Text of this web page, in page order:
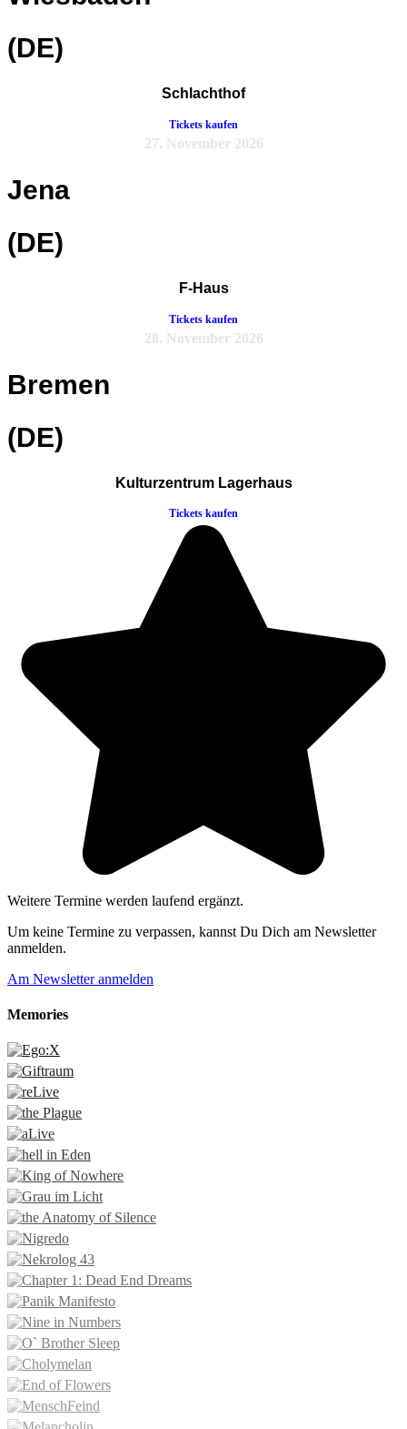
(DE)
Schlachthof
Tickets kaufen
27. November 2026
Jena
(DE)
F-Haus
Tickets kaufen
28. November 2026
Bremen
(DE)
Kulturzentrum Lagerhaus
Tickets kaufen
Weitere Termine werden laufend ergänzt.
Um keine Termine zu verpassen, kannst Du Dich am Newsletter
anmelden.
Am Newsletter anmelden
Memories